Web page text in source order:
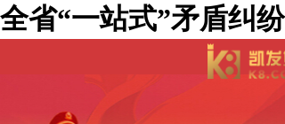
全省“一站式”矛盾纠